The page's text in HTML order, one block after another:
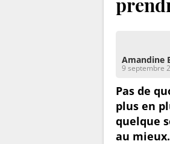
Amandine
9 septembre
Pas de
plus en
quelque
au mieux.